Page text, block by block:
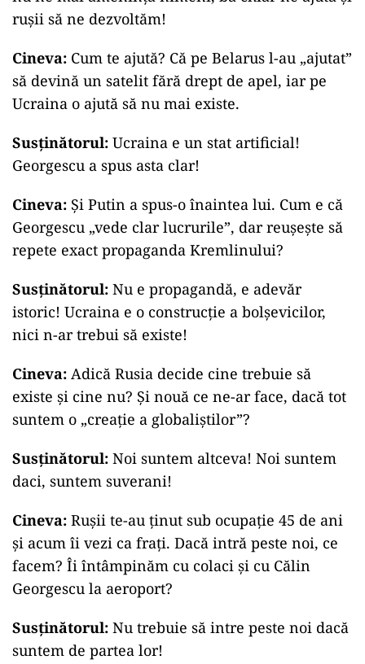
rușii să ne dezvoltăm!
Cineva: Cum te ajută? Că pe Belarus l-au „ajutat”
să devină un satelit fără drept de apel, iar pe
Ucraina o ajută să nu mai existe.
Susținătorul: Ucraina e un stat artificial!
Georgescu a spus asta clar!
Cineva: Și Putin a spus-o înaintea lui. Cum e că
Georgescu „vede clar lucrurile”, dar reușește să
repete exact propaganda Kremlinului?
Susținătorul: Nu e propagandă, e adevăr
istoric! Ucraina e o construcție a bolșevicilor,
nici n-ar trebui să existe!
Cineva: Adică Rusia decide cine trebuie să
existe și cine nu? Și nouă ce ne-ar face, dacă tot
suntem o „creație a globaliștilor”?
Susținătorul: Noi suntem altceva! Noi suntem
daci, suntem suverani!
Cineva: Rușii te-au ținut sub ocupație 45 de ani
și acum îi vezi ca frați. Dacă intră peste noi, ce
facem? Îi întâmpinăm cu colaci și cu Călin
Georgescu la aeroport?
Susținătorul: Nu trebuie să intre peste noi dacă
suntem de partea lor!